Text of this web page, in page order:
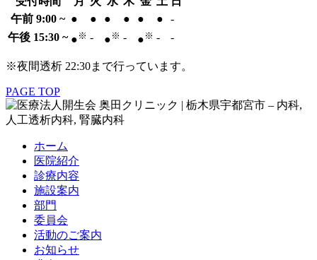
午前 9:00 ~ ● ● ● ● ● ●
-
午後 15:30 ~ ● ※ - ● ※ - ● ※ - -
※夜間透析 22:30まで行っています。
PAGE TOP
ホーム
医院紹介
診療内容
施設案内
部門
委員会
活動のご案内
お知らせ